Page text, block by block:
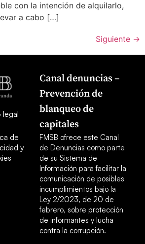
con la intención de alquilarlo,
a cabo […]
Siguiente →
legal
de
y
Canal denuncias –
Prevención de
blanqueo de
capitales
FMSB ofrece este Canal
de Denuncias como parte
de su Sistema de
Información para facilitar la
comunicación de posibles
incumplimientos bajo la
Ley 2/2023, de 20 de
febrero, sobre protección
de informantes y lucha
contra la corrupción.